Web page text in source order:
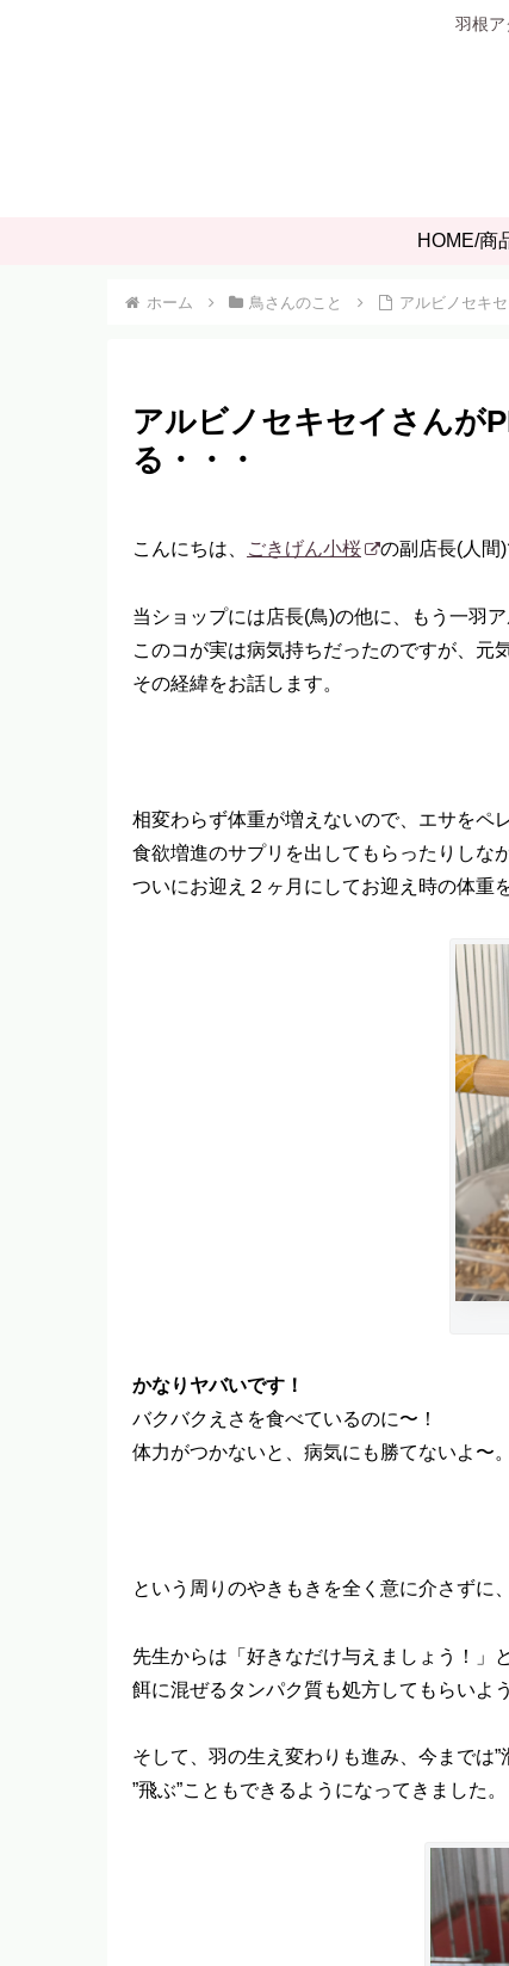
羽根ア
HOME/商
ホーム 鳥さんのこと アルビノセキ
アルビノセキセイさんが
る・・・
こんにちは、 ごきげん小桜 の副店長(人間)
当ショップには店長(鳥)の他に、もう一羽
このコが実は病気持ちだったのですが、元
その経緯をお話します。
相変わらず体重が増えないので、エサをペ
食欲増進のサプリを出してもらったりしな
ついにお迎え２ヶ月にしてお迎え時の体重
かなりヤバいです！
バクバクえさを食べているのに〜！
体力がつかないと、病気にも勝てないよ〜。
という周りのやきもきを全く意に介さずに
先生からは「好きなだけ与えましょう！」
餌に混ぜるタンパク質も処方してもらいよ
そして、羽の生え変わりも進み、今までは”
”飛ぶ”こともできるようになってきました。